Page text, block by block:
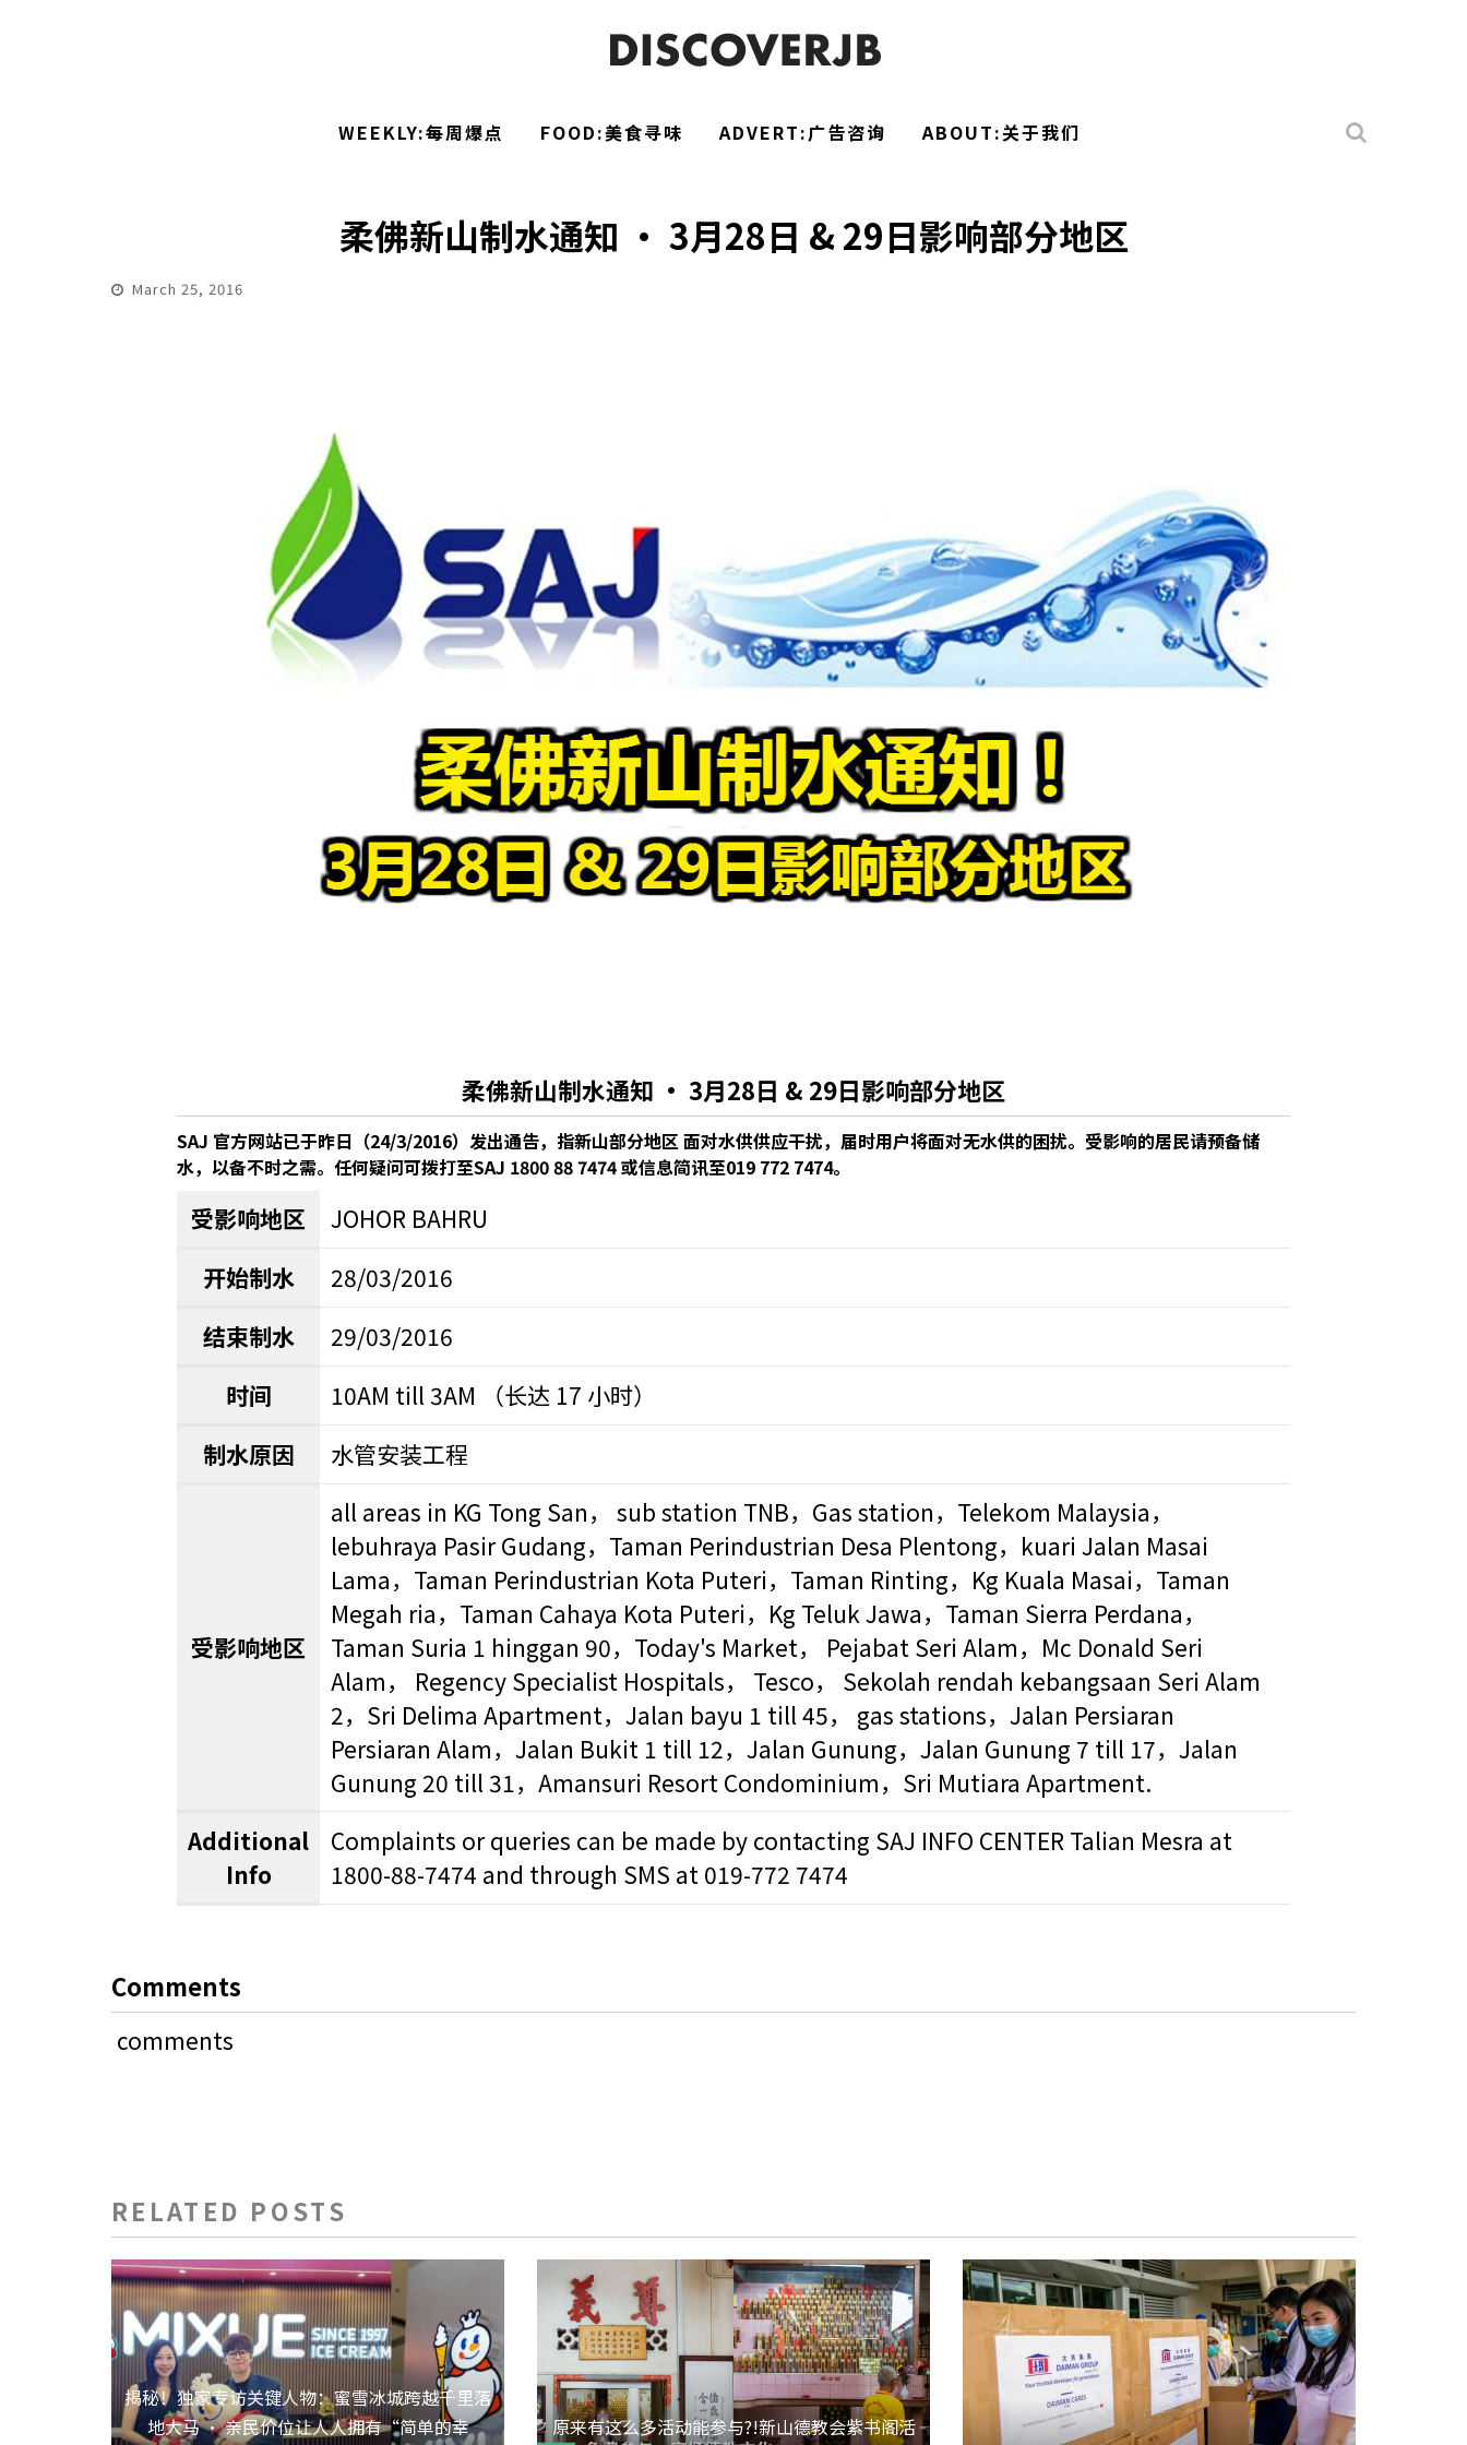
WEEKLY:每周爆点 FOOD:美食寻味 ADVERT:广告咨询 ABOUT:关于我们
柔佛新山制水通知 · 3月28日 & 29日影响部分地区
March 25, 2016
柔佛新山制水通知 · 3月28日 & 29日影响部分地区
SAJ 官方网站已于昨日（24/3/2016）发出通告，指新山部分地区 面对水供供应干扰，届时用户将面对无水供的困扰。受影响的居民请预备储
水，以备不时之需。任何疑问可拨打至SAJ 1800 88 7474 或信息简讯至019 772 7474。
受影响地区
JOHOR BAHRU
开始制水
28/03/2016
结束制水
29/03/2016
时间
10AM till 3AM （长达 17 小时）
制水原因
水管安装工程
受影响地区
all areas in KG Tong San， sub station TNB，Gas station，Telekom Malaysia，
lebuhraya Pasir Gudang，Taman Perindustrian Desa Plentong，kuari Jalan Masai
Lama，Taman Perindustrian Kota Puteri，Taman Rinting，Kg Kuala Masai，Taman
Megah ria，Taman Cahaya Kota Puteri，Kg Teluk Jawa，Taman Sierra Perdana，
Taman Suria 1 hinggan 90，Today's Market， Pejabat Seri Alam，Mc Donald Seri
Alam， Regency Specialist Hospitals， Tesco， Sekolah rendah kebangsaan Seri Alam
2，Sri Delima Apartment，Jalan bayu 1 till 45， gas stations，Jalan Persiaran
Persiaran Alam，Jalan Bukit 1 till 12，Jalan Gunung，Jalan Gunung 7 till 17，Jalan
Gunung 20 till 31，Amansuri Resort Condominium，Sri Mutiara Apartment.
Additional
Info
Complaints or queries can be made by contacting SAJ INFO CENTER Talian Mesra at
1800-88-7474 and through SMS at 019-772 7474
Comments
comments
RELATED POSTS
揭秘！独家专访关键人物：蜜雪冰城跨越千里落
地大马 · 亲民价位让人人拥有“简单的幸
原来有这么多活动能参与?!新山德教会紫书阁活